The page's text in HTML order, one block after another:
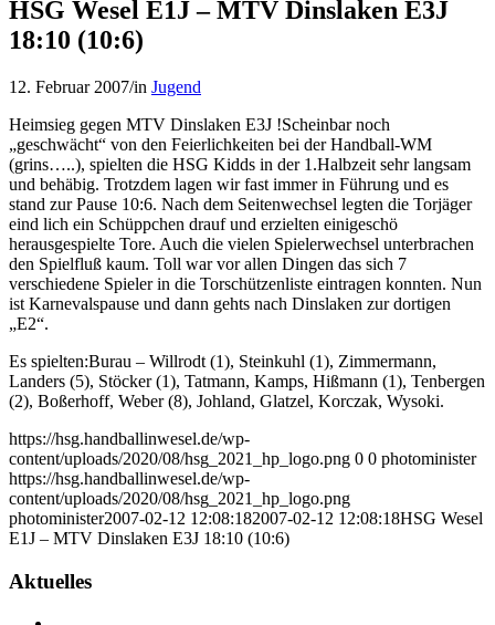
HSG Wesel E1J – MTV Dinslaken E3J
18:10 (10:6)
12. Februar 2007/in Jugend
Heimsieg gegen MTV Dinslaken E3J !Scheinbar noch
„geschwächt“ von den Feierlichkeiten bei der Handball-WM
(grins…..), spielten die HSG Kidds in der 1.Halbzeit sehr langsam
und behäbig. Trotzdem lagen wir fast immer in Führung und es
stand zur Pause 10:6. Nach dem Seitenwechsel legten die Torjäger
eind lich ein Schüppchen drauf und erzielten einigeschö
herausgespielte Tore. Auch die vielen Spielerwechsel unterbrachen
den Spielfluß kaum. Toll war vor allen Dingen das sich 7
verschiedene Spieler in die Torschützenliste eintragen konnten. Nun
ist Karnevalspause und dann gehts nach Dinslaken zur dortigen
„E2“.
Es spielten:Burau – Willrodt (1), Steinkuhl (1), Zimmermann,
Landers (5), Stöcker (1), Tatmann, Kamps, Hißmann (1), Tenbergen
(2), Boßerhoff, Weber (8), Johland, Glatzel, Korczak, Wysoki.
https://hsg.handballinwesel.de/wp-
content/uploads/2020/08/hsg_2021_hp_logo.png 0 0 photominister
https://hsg.handballinwesel.de/wp-
content/uploads/2020/08/hsg_2021_hp_logo.png
photominister2007-02-12 12:08:182007-02-12 12:08:18HSG Wesel
E1J – MTV Dinslaken E3J 18:10 (10:6)
Aktuelles